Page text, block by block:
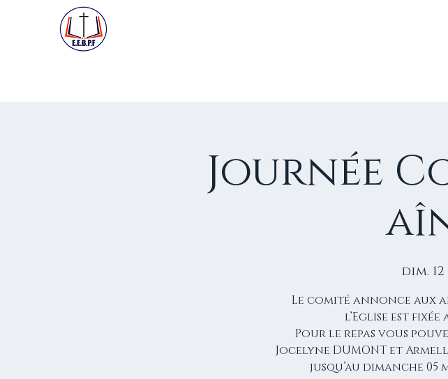
Journée
dim.
Le comité annonce aux
l’Eglise est fixée
Pour le repas vous
Jocelyne DUMONT et
jusqu’au dimanche 05